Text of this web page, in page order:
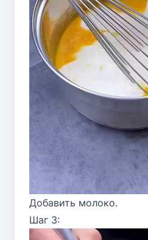
Добавить молоко.
Шаг 3: